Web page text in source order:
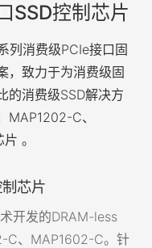
SSD控制芯片
列消费级PCIe接口固
，致力于为消费级固
的消费级SSD解决方
MAP1202-C、
。
芯片
开发的DRAM-less
C、MAP1602-C。针